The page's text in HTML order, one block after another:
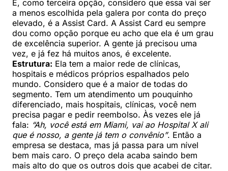
E, como terceira opção, considero que essa vai ser
a menos escolhida pela galera por conta do preço
elevado, é a Assist Card. A Assist Card eu sempre
dou como opção porque eu acho que ela é um grau
de excelência superior. A gente já precisou uma
vez, e já fez há muitos anos, é excelente.
Estrutura: Ela tem a maior rede de clínicas,
hospitais e médicos próprios espalhados pelo
mundo. Considero que é a maior de todas do
segmento. Tem um atendimento um pouquinho
diferenciado, mais hospitais, clínicas, você nem
precisa pagar e pedir reembolso. Às vezes ele já
fala: “Ah, você está em Miami, vai ao Hospital X ali
que é nosso, a gente já tem o convênio”. Então a
empresa se destaca, mas já passa para um nível
bem mais caro. O preço dela acaba saindo bem
mais alto do que os outros dois que acabei de citar.